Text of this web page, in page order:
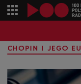
CHOPIN I JEGO